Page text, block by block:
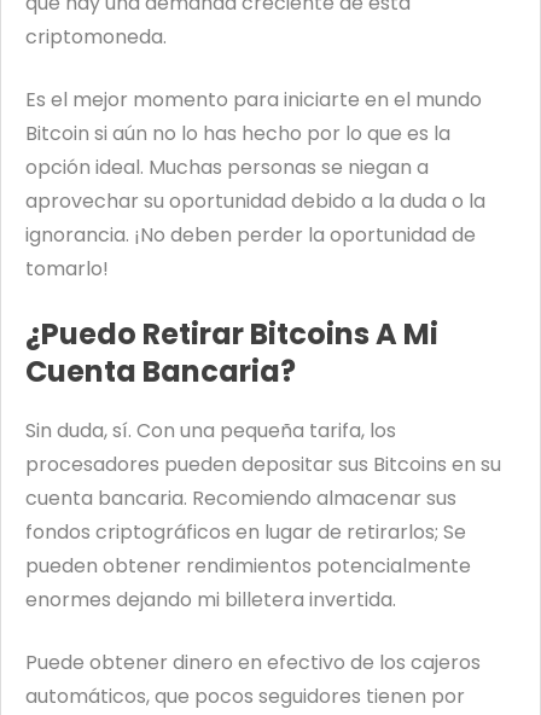
criptomoneda.
Es el mejor momento para iniciarte en el mundo
Bitcoin si aún no lo has hecho por lo que es la
opción ideal. Muchas personas se niegan a
aprovechar su oportunidad debido a la duda o la
ignorancia. ¡No deben perder la oportunidad de
tomarlo!
¿Puedo Retirar Bitcoins A Mi
Cuenta Bancaria?
Sin duda, sí. Con una pequeña tarifa, los
procesadores pueden depositar sus Bitcoins en su
cuenta bancaria. Recomiendo almacenar sus
fondos criptográficos en lugar de retirarlos; Se
pueden obtener rendimientos potencialmente
enormes dejando mi billetera invertida.
Puede obtener dinero en efectivo de los cajeros
automáticos, que pocos seguidores tienen por